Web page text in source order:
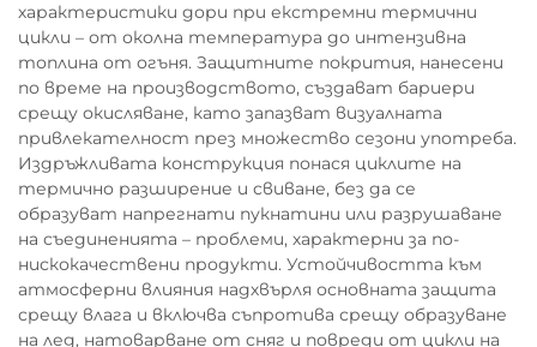
характеристики дори при екстремни термични
цикли – от околна температура до интензивна
топлина от огъня. Защитните покрития, нанесени
по време на производството, създават бариери
срещу окисляване, като запазват визуалната
привлекателност през множество сезони употреба.
Издръжливата конструкция понася циклите на
термично разширение и свиване, без да се
образуват напрегнати пукнатини или разрушаване
на съединенията – проблеми, характерни за по-
нискокачествени продукти. Устойчивостта към
атмосферни влияния надхвърля основната защита
срещу влага и включва съпротива срещу образуване
на лед, натоварване от сняг и повреди от цикли на